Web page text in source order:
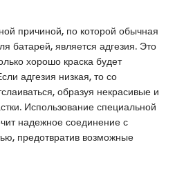
причиной, по которой обычная
батарей, является адгезия. Это
хорошо краска будет
адгезия низкая, то со
образуя некрасивые и
Использование специальной
надежное соединение с
предотвратив возможные